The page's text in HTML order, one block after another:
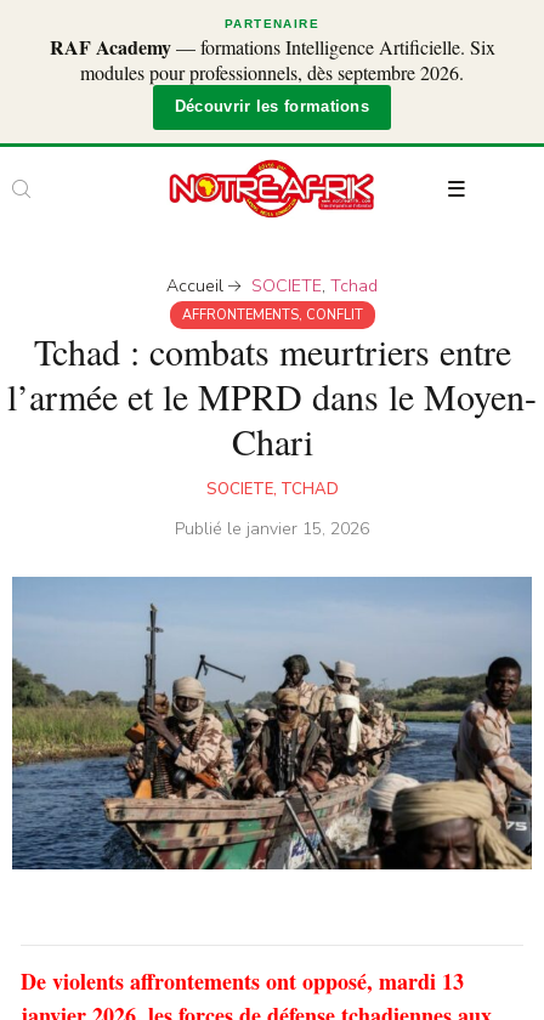
PARTENAIRE
RAF Academy— formations Intelligence Artificielle. Six
modules pour professionnels, dès septembre 2026.
Découvrir les formations
Accueil SOCIETE, Tchad
AFFRONTEMENTS, CONFLIT
Tchad : combats meurtriers entre
l’armée et le MPRD dans le Moyen-
Chari
SOCIETE, TCHAD
Publié le janvier 15, 2026
De violents affrontements ont opposé, mardi 13